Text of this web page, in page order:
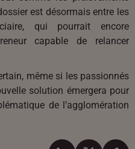
est désormais entre les
qui pourrait encore
capable de relancer
même si les passionnés
solution émergera pour
de l’agglomération